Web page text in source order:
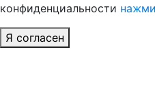
конфиденциальности
Я согласен